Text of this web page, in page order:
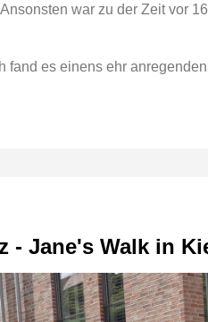
war zu der Zeit vor
es einens ehr
- Jane's Walk in